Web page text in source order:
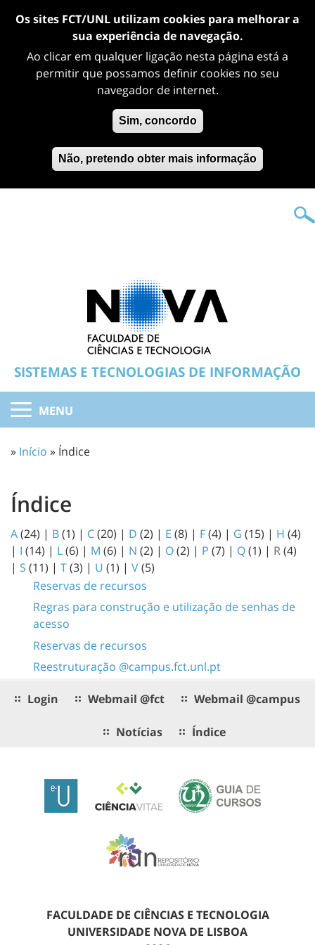
Os sites FCT/UNL utilizam cookies para melhorar a
sua experiência de navegação.
Ao clicar em qualquer ligação nesta página está a
permitir que possamos definir cookies no seu
navegador de internet.
Sim, concordo
Não, pretendo obter mais informação
SISTEMAS E TECNOLOGIAS DE INFORMAÇÃO
MENU
» Início » Índice
Índice
A(24) | B(1) | C(20) | D (2) | E (8) | F(4) | G (15) | H (4)
| I (14) | L(6) | M (6) | N (2) | O(2) | P (7) | Q(1) | R(4)
| S (11) | T(3) | U (1) | V(5)
Reservas de recursos
Regras para construção e utilização de senhas de
acesso
Reservas de recursos
Reestruturação @campus.fct.unl.pt
Login Webmail @fct Webmail @campus
Notícias Índice
FACULDADE DE CIÊNCIAS E TECNOLOGIA
UNIVERSIDADE NOVA DE LISBOA